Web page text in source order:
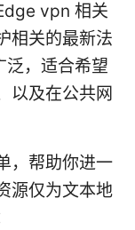
vpn 相关
相关的最新法
，适合希望
以及在公共网
，帮助你进一
源仅为文本地